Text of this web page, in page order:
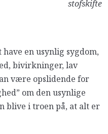
stofskifte
en usynlig sygdom,
bivirkninger, lav
være opslidende for
om den usynlige
blive i troen på, at alt er